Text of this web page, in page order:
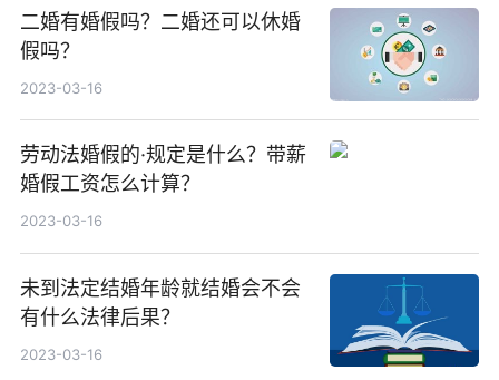
二婚有婚假吗？二婚还可以休婚
假吗？
2023-03-16
劳动法婚假的·规定是什么？带薪
婚假工资怎么计算？
2023-03-16
未到法定结婚年龄就结婚会不会
有什么法律后果？
2023-03-16